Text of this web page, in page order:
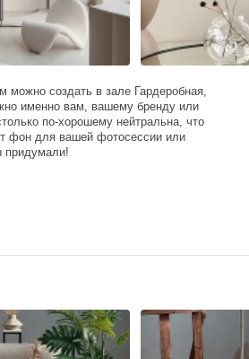
можно создать в зале Гардеробная,
именно вам, вашему бренду или
по-хорошему нейтральна, что
фон для вашей фотосессии или
придумали!
интерьера, превращают рутинную
и несколько пафосный кадр,